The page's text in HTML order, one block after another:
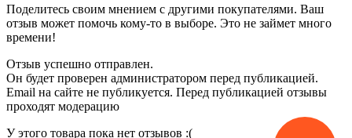
Поделитесь своим мнением с другими покупателями. Ваш
отзыв может помочь кому-то в выборе. Это не займет много
времени!
Отзыв успешно отправлен.
Он будет проверен администратором перед публикацией.
Email на сайте не публикуется. Перед публикацией отзывы
проходят модерацию
У этого товара пока нет отзывов :(